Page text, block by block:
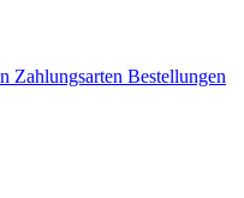
Zahlungsarten Bestellungen